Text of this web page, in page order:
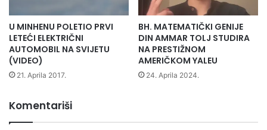
U MINHENU POLETIO PRVI
LETEĆI ELEKTRIČNI
AUTOMOBIL NA SVIJETU
(VIDEO)
21. Aprila 2017.
BH. MATEMATIČKI GENIJE
DIN AMMAR TOLJ STUDIRA
NA PRESTIŽNOM
AMERIČKOM YALEU
24. Aprila 2024.
Komentariši